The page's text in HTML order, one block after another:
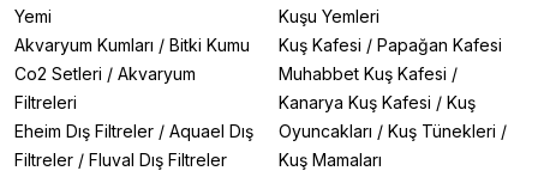
Yemi
Akvaryum Kumları / Bitki Kumu
Co2 Setleri / Akvaryum
Filtreleri
Eheim Dış Filtreler / Aquael Dış
Filtreler / Fluval Dış Filtreler
Kuşu Yemleri
Kuş Kafesi / Papağan Kafesi
Muhabbet Kuş Kafesi /
Kanarya Kuş Kafesi / Kuş
Oyuncakları / Kuş Tünekleri /
Kuş Mamaları